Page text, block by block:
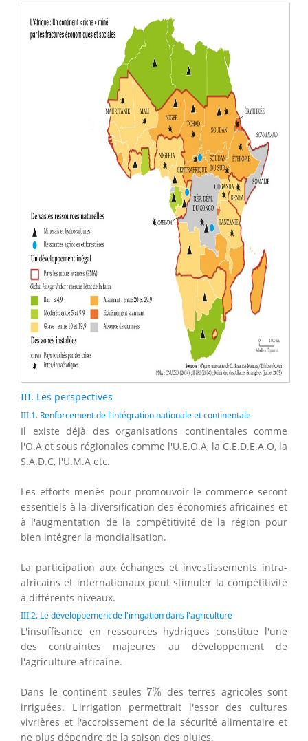
III. Les perspectives
III.1. Renforcement de l'intégration nationale et continentale
Il existe déjà des organisations continentales comme
l'O.A et sous régionales comme l'U.E.O.A, la C.E.D.E.A.O, la
S.A.D.C, l'U.M.A etc.
Les efforts menés pour promouvoir le commerce seront
essentiels à la diversification des économies africaines et
à l'augmentation de la compétitivité de la région pour
bien intégrer la mondialisation.
La participation aux échanges et investissements intra-
africains et internationaux peut stimuler la compétitivité
à différents niveaux.
III.2. Le développement de l'irrigation dans l'agriculture
L'insuffisance en ressources hydriques constitue l'une
des contraintes majeures au développement de
l'agriculture africaine.
Dans le continent seules 7%
7% des terres agricoles sont
irriguées. L'irrigation permettrait l'essor des cultures
vivrières et l'accroissement de la sécurité alimentaire et
ne plus dépendre de la saison des pluies.